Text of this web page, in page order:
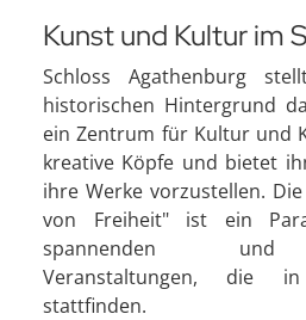
Kunst und Kultur im
Schloss Agathenburg
historischen Hintergrund
ein Zentrum für Kultur und
kreative Köpfe und bietet
ihre Werke vorzustellen.
von Freiheit" ist ein
spannenden und
Veranstaltungen, die
stattfinden.